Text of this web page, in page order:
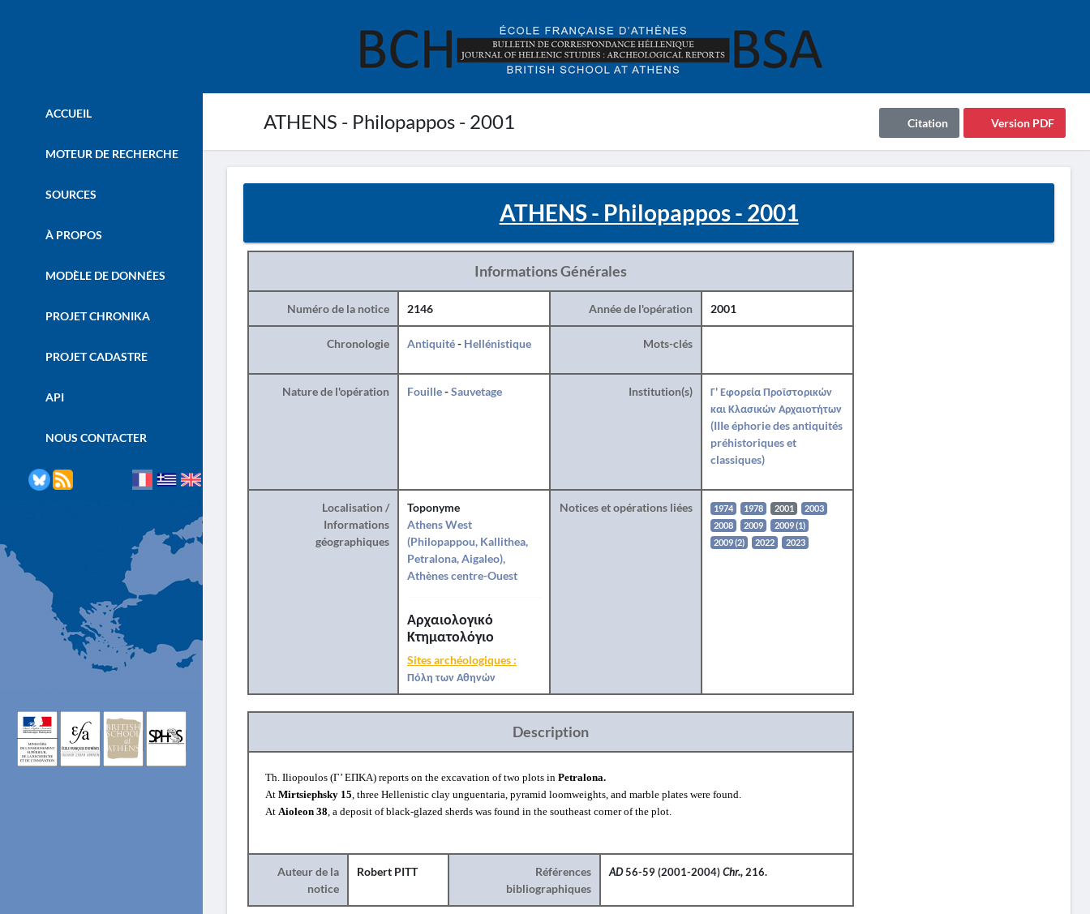
ATHENS - Philopappos - 2001 Version PDF
Citation
ACCUEIL
MOTEUR DE RECHERCHE
SOURCES
À PROPOS
MODÈLE DE DONNÉES
PROJET CHRONIKA
PROJET CADASTRE
API
NOUS CONTACTER
ATHENS - Philopappos - 2001
Informations Générales
Numéro de la notice 2146 Année de l'opération 2001
Chronologie Antiquité- Hellénistique Mots-clés
Nature de l'opération Fouille-Sauvetage Institution(s)
Γ' Εφορεία Προϊστορικών
και Κλασικών Αρχαιοτήτων
(IIIe éphorie des antiquités
préhistoriques et
classiques)
Localisation /
Informations
géographiques
Toponyme
Athens West
(Philopappou, Kallithea,
Petralona, Aigaleo),
Athènes centre-Ouest
Αρχαιολογικό
Κτηματολόγιο
Sites archéologiques :
Πόλη των Αθηνών
Notices et opérations liées 1974 1978 2001
2003
2008
2009
2009 (1)
2009 (2)
2022 2023
Description
Th. Iliopoulos (Γ’ ΕΠΚΑ) reports on the excavation of two plots in Petralona.
At Mirtsiephsky 15, three Hellenistic clay unguentaria, pyramid loomweights, and marble plates were found.
At Aioleon 38, a deposit of black-glazed sherds was found in the southeast corner of the plot.
Auteur de la
notice
Robert PITT
Références
bibliographiques
AD56-59 (2001-2004)Chr.,216.